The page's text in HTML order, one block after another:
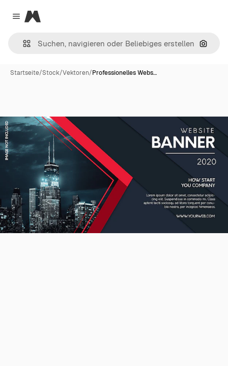
Close menu
Magnific
Nach
Startseite/Stock/Vektoren/Professionelles Webs…